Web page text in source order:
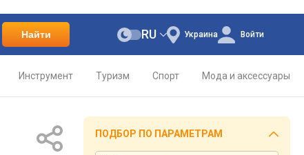
Найти Украина
RU Войти
Инструмент Туризм Спорт Мода и аксессуары
ПОДБОР ПО ПАРАМЕТРАМ